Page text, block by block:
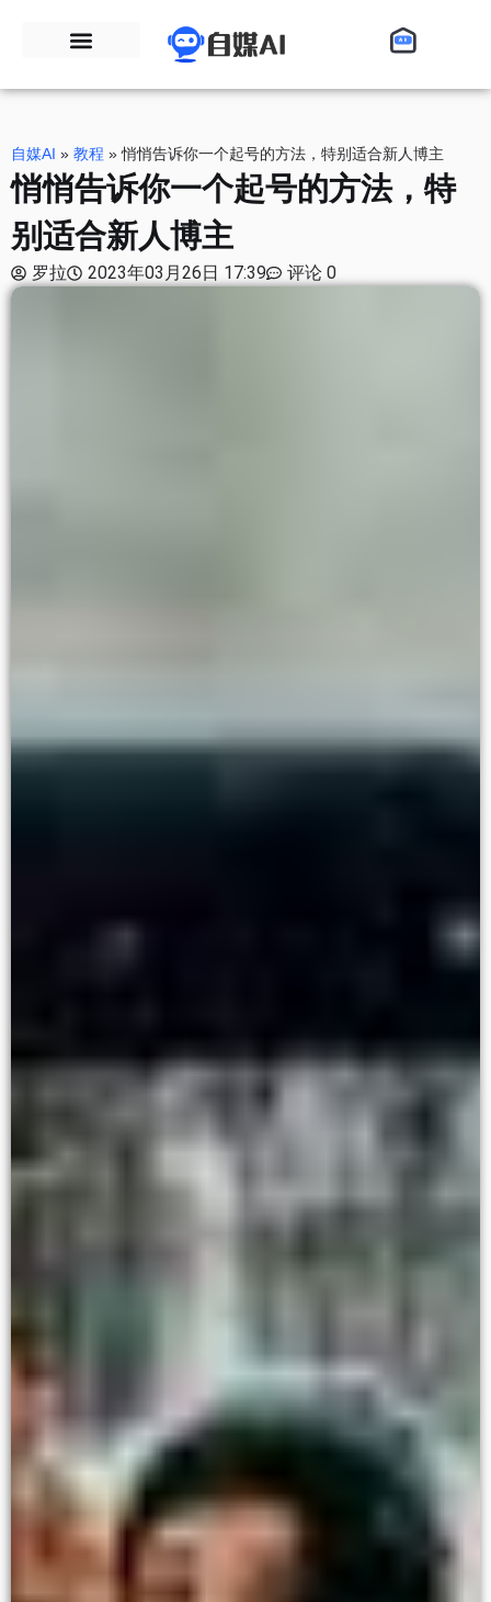
自媒AI » 教程 »悄悄告诉你一个起号的方法，特别适合新人博主
悄悄告诉你一个起号的方法，特
别适合新人博主
罗拉 2023年03月26日 17:39 评论 0